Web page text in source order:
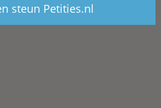
steun Petities.nl